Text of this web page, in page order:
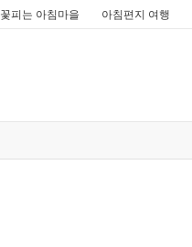
꽃피는 아침마을 아침편지 여행